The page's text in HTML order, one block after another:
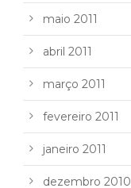
maio 2011
abril 2011
março 2011
fevereiro 2011
janeiro 2011
dezembro 2010